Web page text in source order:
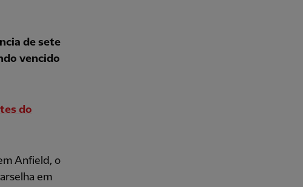
de sete
vencido
do
Anfield, o
em